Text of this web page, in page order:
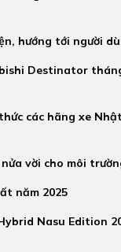
hướng tới người
Destinator
các hãng xe
vời cho môi
năm 2025
Nasu Edition